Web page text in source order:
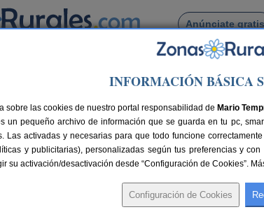
Anúnciate gratis
Busca por pueblo
> Camin de Pelayo
en Cangas de Onís (Asturias)
y por habitaciones 40 plazas 65 km de Oviedo
INFORMACIÓN BÁSICA
sobre las cookies de nuestro portal responsabilidad de Mario
un pequeño archivo de información que se guarda en tu pc,
Las activadas y necesarias para que todo funcione
y publicitarias), personalizadas según tus preferencias y
su activación/desactivación desde “Configuración de Cookies”.